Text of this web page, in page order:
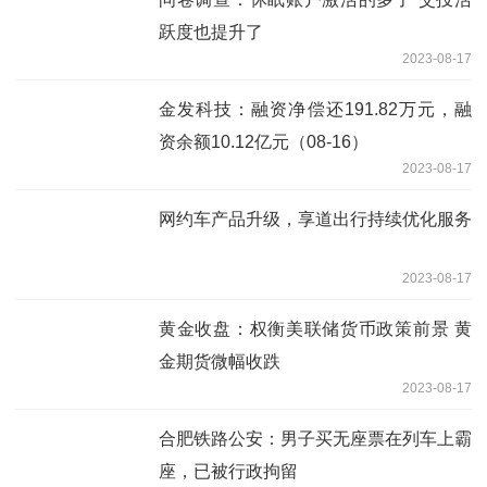
跃度也提升了
2023-08-17
金发科技：融资净偿还191.82万元，融
资余额10.12亿元（08-16）
2023-08-17
网约车产品升级，享道出行持续优化服务
2023-08-17
黄金收盘：权衡美联储货币政策前景 黄
金期货微幅收跌
2023-08-17
合肥铁路公安：男子买无座票在列车上霸
座，已被行政拘留